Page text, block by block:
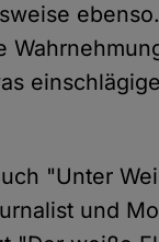
"Unter
und